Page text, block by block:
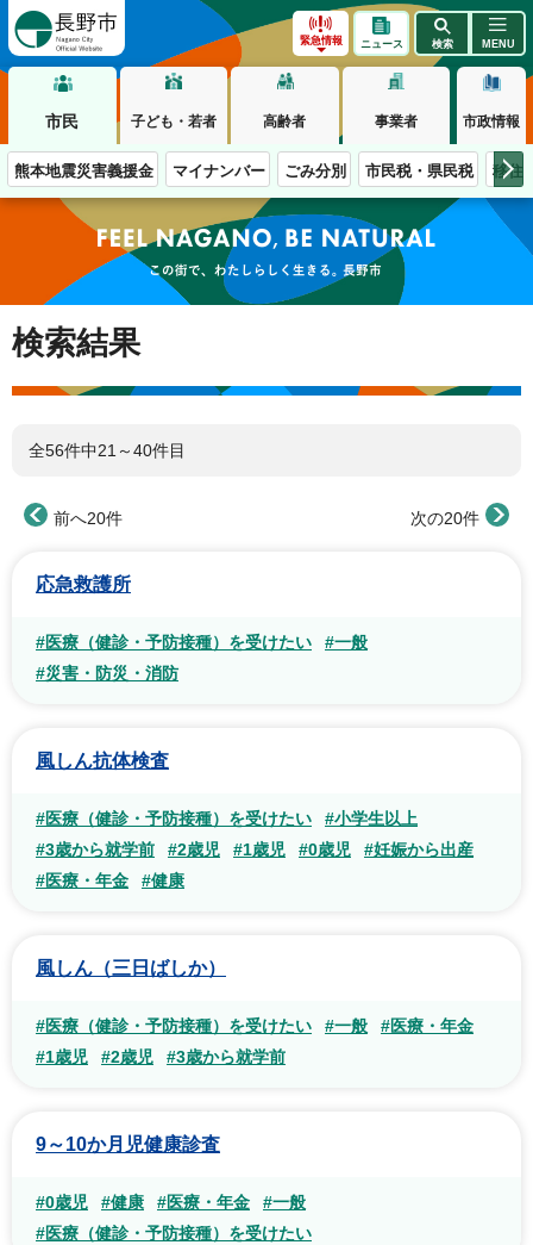
緊急情報 ニュース 検索 MENU
市民 子ども・若者 高齢者 事業者 市政情報
熊本地震災害義援金 マイナンバー ごみ分別 市民税・県民税 移住
この街で、わたしらしく生きる。長野市
検索結果
全56件中21～40件目
前へ20件 次の20件
応急救護所
#医療（健診・予防接種）を受けたい
#一般
#災害・防災・消防
風しん抗体検査
#医療（健診・予防接種）を受けたい
#小学生以上
#3歳から就学前
#2歳児 #1歳児 #0歳児
#妊娠から出産
#医療・年金
#健康
風しん（三日ばしか）
#医療（健診・予防接種）を受けたい #一般
#医療・年金
#1歳児
#2歳児 #3歳から就学前
9～10か月児健康診査
#0歳児 #健康 #医療・年金
#一般
#医療（健診・予防接種）を受けたい